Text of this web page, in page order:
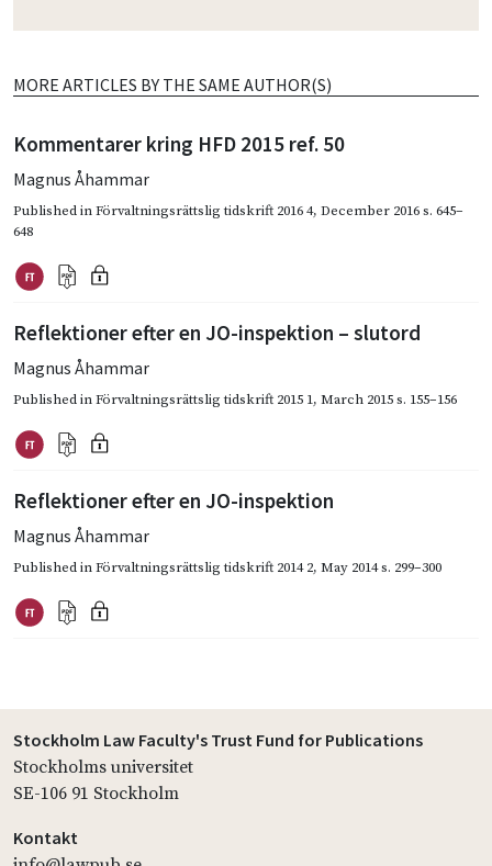
MORE ARTICLES BY THE SAME AUTHOR(S)
Kommentarer kring HFD 2015 ref. 50
Magnus Åhammar
Published inFörvaltningsrättslig tidskrift 2016 4, December 2016s. 645–
648
Reflektioner efter en JO-inspektion – slutord
Magnus Åhammar
Published inFörvaltningsrättslig tidskrift 2015 1, March 2015s. 155–156
Reflektioner efter en JO-inspektion
Magnus Åhammar
Published inFörvaltningsrättslig tidskrift 2014 2, May 2014s. 299–300
Stockholm Law Faculty's Trust Fund for Publications
Stockholms universitet
SE-106 91 Stockholm
Kontakt